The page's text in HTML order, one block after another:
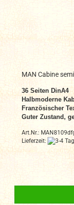
MAN Cabine
36 Seiten DinA4
Halbmoderne
Französischer
Guter Zustand,
Art.Nr.:
Lieferzeit: